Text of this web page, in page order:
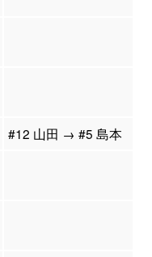
#12 山田 → #5 島本